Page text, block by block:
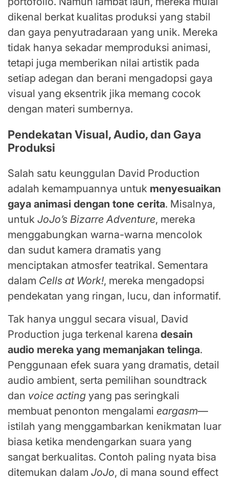
dikenal berkat kualitas produksi yang stabil
dan gaya penyutradaraan yang unik. Mereka
tidak hanya sekadar memproduksi animasi,
tetapi juga memberikan nilai artistik pada
setiap adegan dan berani mengadopsi gaya
visual yang eksentrik jika memang cocok
dengan materi sumbernya.
Pendekatan Visual, Audio, dan Gaya
Produksi
Salah satu keunggulan David Production
adalah kemampuannya untuk menyesuaikan
gaya animasi dengan tone cerita. Misalnya,
untuk JoJo’s Bizarre Adventure, mereka
menggabungkan warna-warna mencolok
dan sudut kamera dramatis yang
menciptakan atmosfer teatrikal. Sementara
dalam Cells at Work!, mereka mengadopsi
pendekatan yang ringan, lucu, dan informatif.
Tak hanya unggul secara visual, David
Production juga terkenal karena desain
audio mereka yang memanjakan telinga.
Penggunaan efek suara yang dramatis, detail
audio ambient, serta pemilihan soundtrack
dan voice acting yang pas seringkali
membuat penonton mengalami eargasm—
istilah yang menggambarkan kenikmatan luar
biasa ketika mendengarkan suara yang
sangat berkualitas. Contoh paling nyata bisa
ditemukan dalam JoJo, di mana sound effect